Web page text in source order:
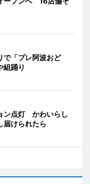
で「プレ阿波おど
踊り
ン点灯 かわいらし
届けられたら